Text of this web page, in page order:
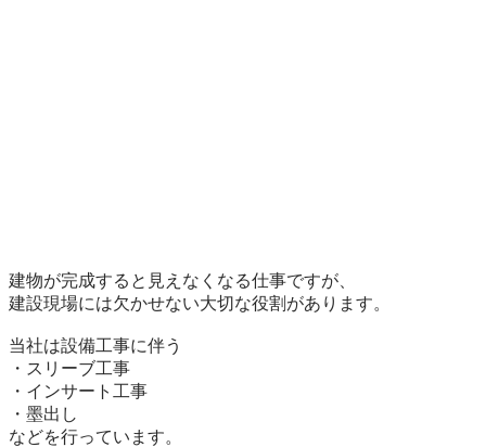
建物が完成すると見えなくなる仕事ですが、
建設現場には欠かせない大切な役割があります。
当社は設備工事に伴う
・スリーブ工事
・インサート工事
・墨出し
などを行っています。